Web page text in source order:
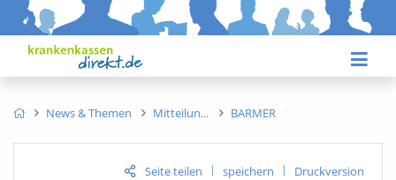
News & Themen Mitteilun BARMER
Seite teilen | speichern | Druckversion